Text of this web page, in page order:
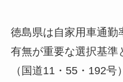
徳島県は自家用車通勤
有無が重要な選択基準
（国道11・55・192